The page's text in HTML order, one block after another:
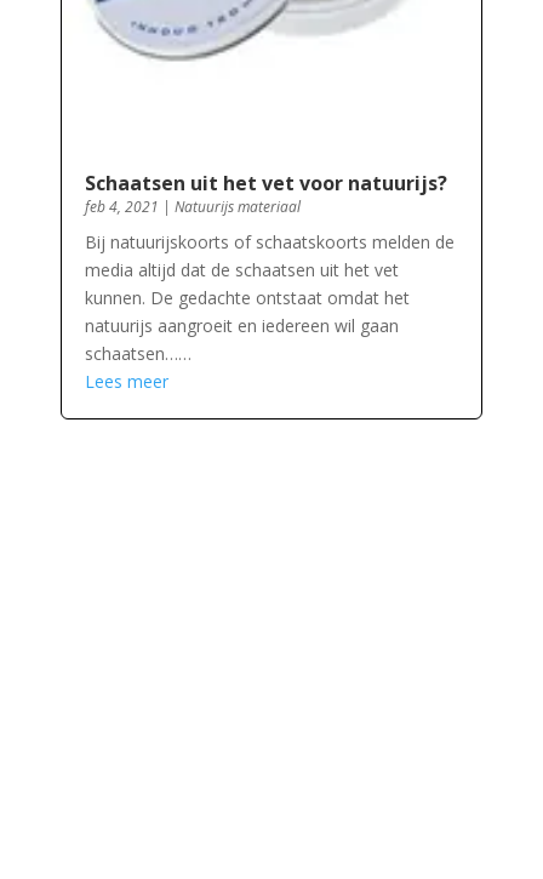
Schaatsen uit het vet voor natuurijs?
feb 4, 2021 | Natuurijs materiaal
Bij natuurijskoorts of schaatskoorts melden de
media altijd dat de schaatsen uit het vet
kunnen. De gedachte ontstaat omdat het
natuurijs aangroeit en iedereen wil gaan
schaatsen……
Lees meer